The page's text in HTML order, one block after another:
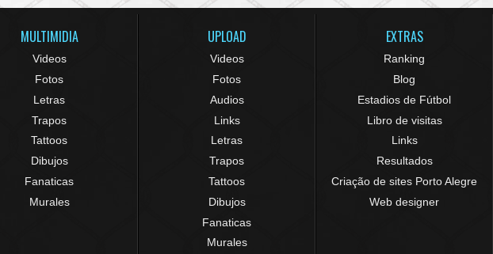
MULTIMIDIA
Videos
Fotos
Letras
Trapos
Tattoos
Dibujos
Fanaticas
Murales
UPLOAD
Videos
Fotos
Audios
Links
Letras
Trapos
Tattoos
Dibujos
Fanaticas
Murales
EXTRAS
Ranking
Blog
Estadios de Fútbol
Libro de visitas
Links
Resultados
Criação de sites Porto Alegre
Web designer